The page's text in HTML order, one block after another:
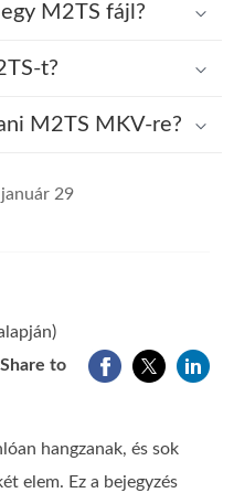
M2TS fájl?
t?
M2TS MKV-re?
29
Share to
hangzanak, és sok
elem. Ez a bejegyzés